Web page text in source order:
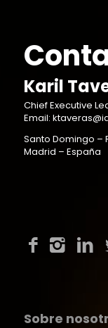
Karil
Chief Executive
Email:
Santo Domingo –
Madrid – España
Sobre